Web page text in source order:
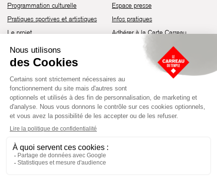
Programmation culturelle
Pratiques sportives et artistiques
Le projet
Brochure de saison 25-26
Découvrir les espaces
Devenir partenaire
Espace presse
Infos pratiques
Adhérer à la Carte Carreau
Guide d’accessibilité
Établissement culturel et sportif à l’architecture industrielle de la fin du
XIXème siècle, le Carreau du Temple fut réhabilité en 2014 par la Ville
artistiques, culturels et sportifs, à travers une programmation éclectique